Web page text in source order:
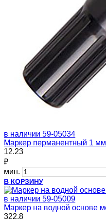
в наличии 59-05034
Маркер перманентный 1
12.23
₽
мин.
В КОРЗИНУ
в наличии 59-05009
Маркер на водной основе
322.8